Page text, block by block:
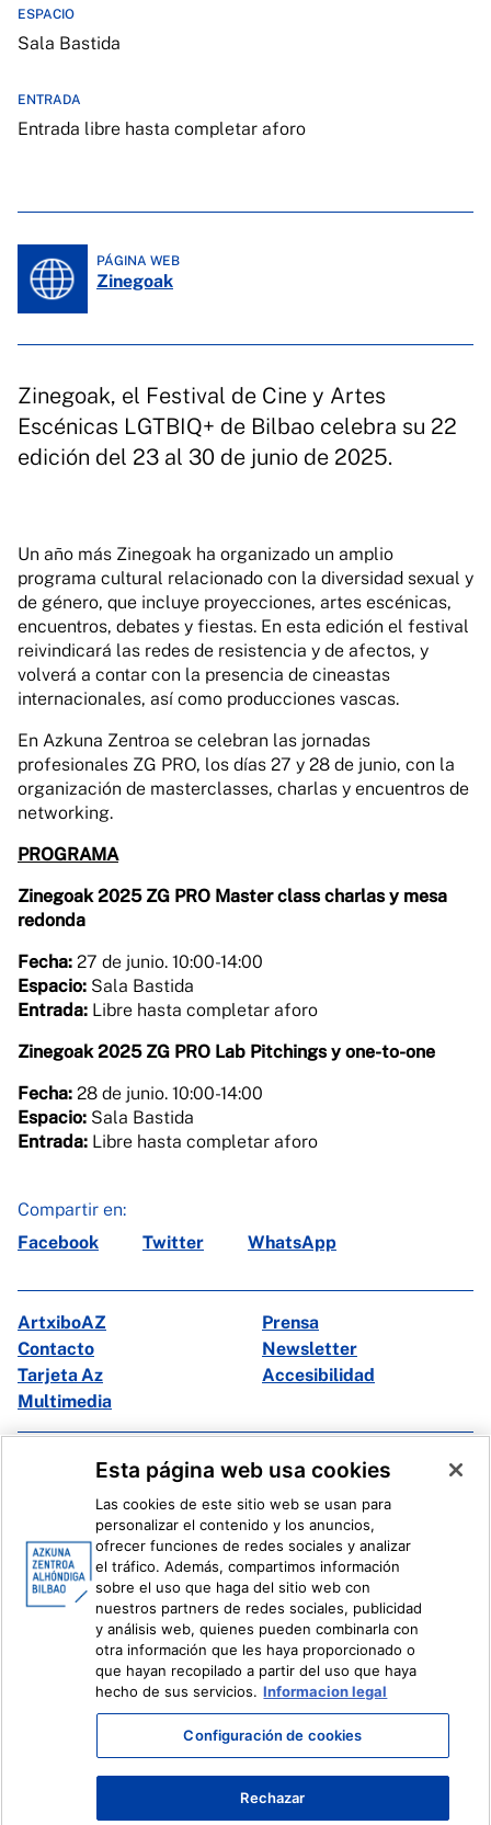
ESPACIO
Sala Bastida
ENTRADA
Entrada libre hasta completar aforo
PÁGINA WEB
Zinegoak
Zinegoak, el Festival de Cine y Artes
Escénicas LGTBIQ+ de Bilbao celebra su 22
edición del 23 al 30 de junio de 2025.
Un año más Zinegoak ha organizado un amplio
programa cultural relacionado con la diversidad sexual y
de género, que incluye proyecciones, artes escénicas,
encuentros, debates y fiestas. En esta edición el festival
reivindicará las redes de resistencia y de afectos, y
volverá a contar con la presencia de cineastas
internacionales, así como producciones vascas.
En Azkuna Zentroa se celebran las jornadas
profesionales ZG PRO, los días 27 y 28 de junio, con la
organización de masterclasses, charlas y encuentros de
networking.
PROGRAMA
Zinegoak 2025 ZG PRO Master class charlas y mesa
redonda
Fecha: 27 de junio. 10:00-14:00
Espacio: Sala Bastida
Entrada: Libre hasta completar aforo
Zinegoak 2025 ZG PRO Lab Pitchings y one-to-one
Fecha: 28 de junio. 10:00-14:00
Espacio: Sala Bastida
Entrada: Libre hasta completar aforo
Compartir en:
Facebook
Twitter WhatsApp
ArtxiboAZ
Prensa
Contacto
Newsletter
Tarjeta Az
Accesibilidad
Multimedia
Facebook
X
Ivoox
Información legal Sistema Interno de Información
Esta página web usa cookies
Las cookies de este sitio web se usan para
personalizar el contenido y los anuncios,
ofrecer funciones de redes sociales y analizar
el tráfico. Además, compartimos información
sobre el uso que haga del sitio web con
nuestros partners de redes sociales, publicidad
y análisis web, quienes pueden combinarla con
otra información que les haya proporcionado o
que hayan recopilado a partir del uso que haya
hecho de sus servicios. Informacion legal
Configuración de cookies
Rechazar